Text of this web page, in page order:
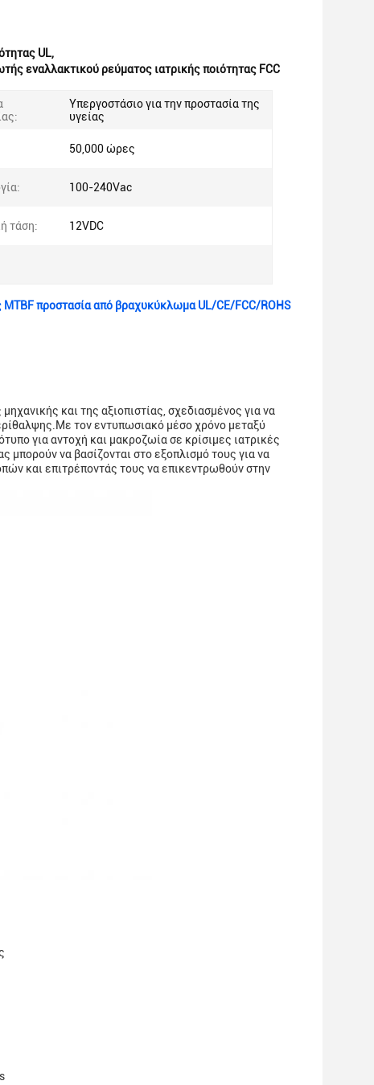
UL,
εναλλακτικού ρεύματος ιατρικής ποιότητας FCC
Υπεργοστάσιο για την προστασία της
υγείας
50,000 ώρες
100-240Vac
τάση: 12VDC
προστασία από βραχυκύκλωμα UL/CE/FCC/ROHS
και της αξιοπιστίας, σχεδιασμένος για να
τον εντυπωσιακό μέσο χρόνο μεταξύ
για αντοχή και μακροζωία σε κρίσιμες ιατρικές
μπορούν να βασίζονται στο εξοπλισμό τους για να
και επιτρέποντάς τους να επικεντρωθούν στην